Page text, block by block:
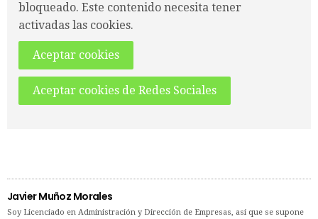
bloqueado. Este contenido necesita tener
activadas las cookies.
Aceptar cookies
Aceptar cookies de Redes Sociales
Javier Muñoz Morales
Soy Licenciado en Administración y Dirección de Empresas, así que se supone